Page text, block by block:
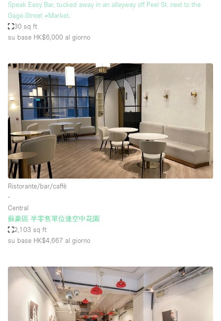
Speak Easy Bar, tucked away in an alleyway off Peel St. next to the
Gage-Street =Market.
30 sq ft
su base HK$6,000 al giorno
Ristorante/bar/caffè
∙
Central
蘇豪區 半零售單位連空中花園
2,103 sq ft
su base HK$4,667 al giorno